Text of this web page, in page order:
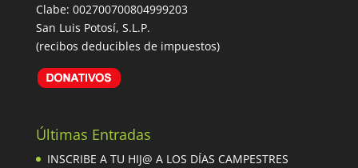
Clabe: 002700700804999203
San Luis Potosí, S.L.P.
(recibos deducibles de impuestos)
Últimas Entradas
INSCRIBE A TU HIJ@ A LOS DÍAS CAMPESTRES